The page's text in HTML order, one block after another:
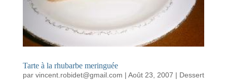
Tarte à la rhubarbe meringuée
par vincent.robidet@gmail.com | Août 23, 2007 | Dessert